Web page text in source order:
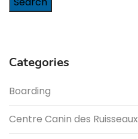
Categories
Boarding
Centre Canin des Ruisseaux